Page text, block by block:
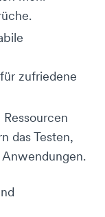
zufriedene
das Testen,